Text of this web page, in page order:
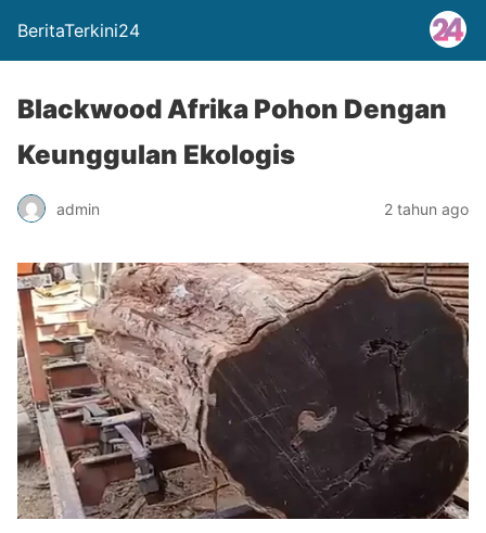
BeritaTerkini24
Blackwood Afrika Pohon Dengan
Keunggulan Ekologis
admin 2 tahun ago